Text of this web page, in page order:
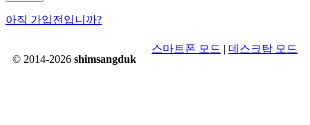
아직 가입전입니까?
© 2014-2026 shimsangduk
스마트폰 모드 | 데스크탑 모드